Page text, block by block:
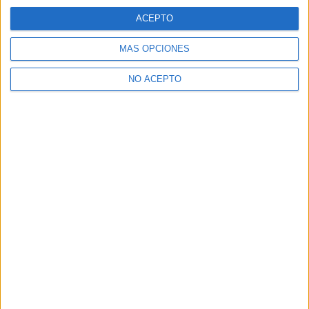
MÁS OPCIONES
NO ACEPTO
ACEPTO
A 327 miembros les interesa esta carrera